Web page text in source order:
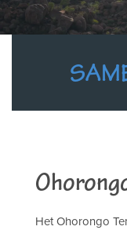
Het Ohorongo